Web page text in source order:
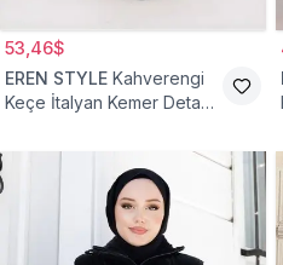
53,46$
EREN STYLE Kahverengi
Keçe İtalyan Kemer Detaylı